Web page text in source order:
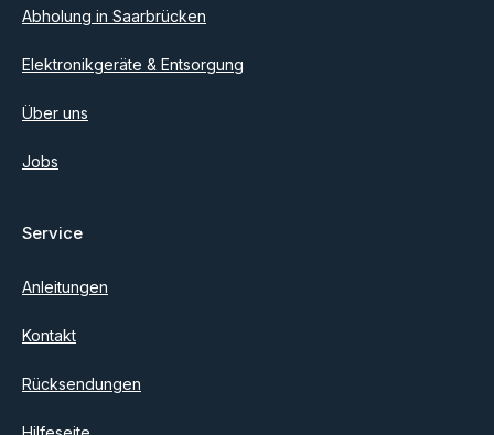
Abholung in Saarbrücken
Elektronikgeräte & Entsorgung
Über uns
Jobs
Service
Anleitungen
Kontakt
Rücksendungen